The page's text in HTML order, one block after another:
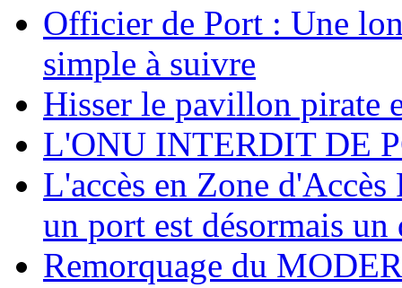
Officier de Port : Une
simple à suivre
Hisser le pavillon pirate
L'ONU INTERDIT DE
L'accès en Zone
un port est désormais un
Remorquage du